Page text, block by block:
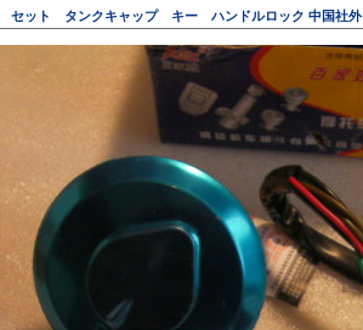
ット タンクキャップ キー ハンドルロック 中国社外